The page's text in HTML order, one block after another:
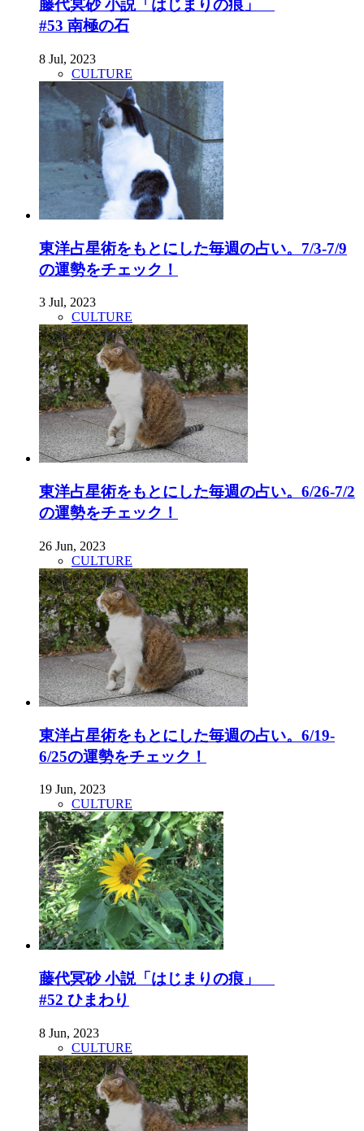
藤代冥砂 小説「はじまりの痕」
#53 南極の石
8 Jul, 2023
CULTURE
東洋占星術をもとにした毎週の占い。7/3-7/9
の運勢をチェック！
3 Jul, 2023
CULTURE
東洋占星術をもとにした毎週の占い。6/26-7/2
の運勢をチェック！
26 Jun, 2023
CULTURE
東洋占星術をもとにした毎週の占い。6/19-
6/25の運勢をチェック！
19 Jun, 2023
CULTURE
藤代冥砂 小説「はじまりの痕」
#52 ひまわり
8 Jun, 2023
CULTURE